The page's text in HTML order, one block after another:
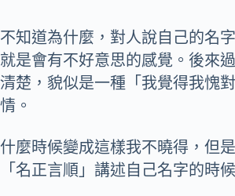
不知道為什麼，對人說自己的名
就是會有不好意思的感覺。後來
清楚，貌似是一種「我覺得我愧
情。
什麼時候變成這樣我不曉得，但
「名正言順」講述自己名字的時候